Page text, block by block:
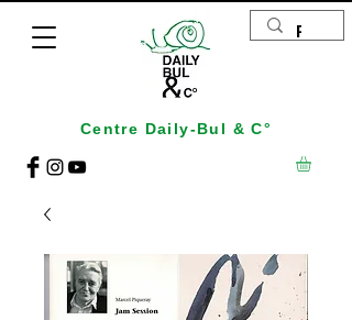
Centre Daily-Bul & C°